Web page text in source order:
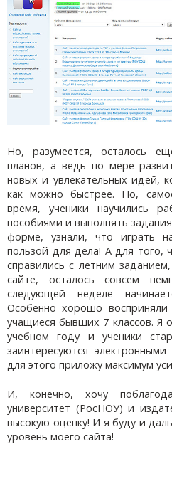
Но, разумеется, осталось
планов, а ведь по мере
новых и увлекательных идей,
как можно быстрее. Но,
время, ученики научились
пособиями и выполнять
форме, узнали, что играть
пользой для дела! А для того,
справились с летним
сайте, осталось совсем
следующей неделе
Особенно хорошо восприняли
учащиеся бывших 7 классов. Я
учебном году и ученики
заинтересуются
для этого приложу максимум
И, конечно, хочу
университет (РосНОУ) и
высокую оценку! И я буду и
уровень моего сайта!